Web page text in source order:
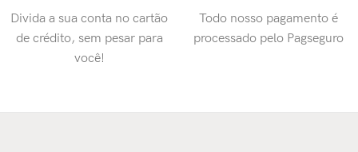
Divida a sua conta no cartão
de crédito, sem pesar para
você!
Todo nosso pagamento é
processado pelo Pagseguro